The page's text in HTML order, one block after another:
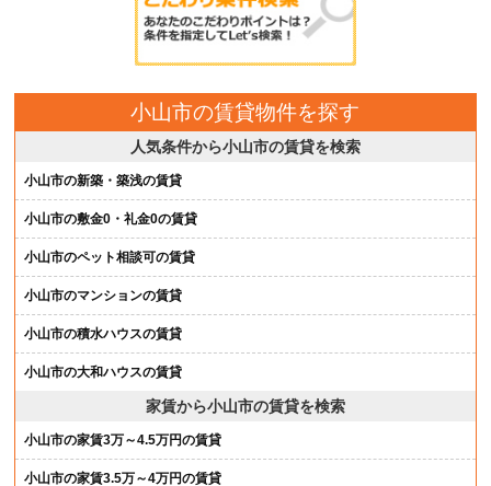
小山市の賃貸物件を探す
人気条件から小山市の賃貸を検索
小山市の新築・築浅の賃貸
小山市の敷金0・礼金0の賃貸
小山市のペット相談可の賃貸
小山市のマンションの賃貸
小山市の積水ハウスの賃貸
小山市の大和ハウスの賃貸
家賃から小山市の賃貸を検索
小山市の家賃3万～4.5万円の賃貸
小山市の家賃3.5万～4万円の賃貸